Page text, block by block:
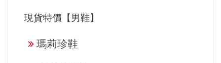
現貨特價【男鞋】
瑪莉珍鞋